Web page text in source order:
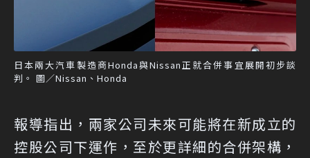
日本兩大汽車製造商Honda與Nissan正就合併事宜展開初步談
判。 圖／Nissan、Honda
報導指出，兩家公司未來可能將在新成立的
控股公司下運作，至於更詳細的合併架構，